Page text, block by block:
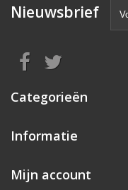
Nieuwsbrief
Categorieën
Informatie
Mijn account